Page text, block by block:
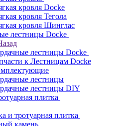
кровля Docke
кровля Тегола
кровля Шинглас
лестницы Docke
лестницы Docke
к Лестницам Docke
лестницы
лестницы DIY
плитка
и тротуарная плитка
камень